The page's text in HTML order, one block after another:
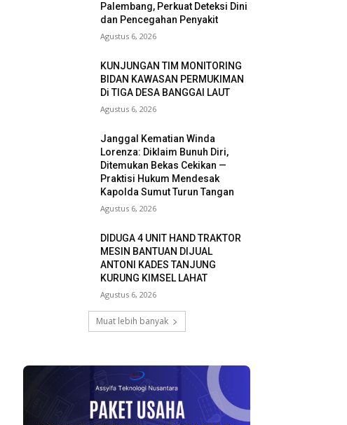
Palembang, Perkuat Deteksi Dini
dan Pencegahan Penyakit
Agustus 6, 2026
KUNJUNGAN TIM MONITORING
BIDAN KAWASAN PERMUKIMAN
Di TIGA DESA BANGGAI LAUT
Agustus 6, 2026
Janggal Kematian Winda
Lorenza: Diklaim Bunuh Diri,
Ditemukan Bekas Cekikan —
Praktisi Hukum Mendesak
Kapolda Sumut Turun Tangan
Agustus 6, 2026
DIDUGA 4 UNIT HAND TRAKTOR
MESIN BANTUAN DIJUAL
ANTONI KADES TANJUNG
KURUNG KIMSEL LAHAT
Agustus 6, 2026
Muat lebih banyak